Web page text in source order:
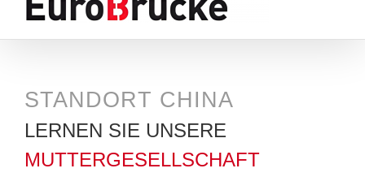
STANDORT CHINA
LERNEN SIE UNSERE
MUTTERGESELLSCHAFT